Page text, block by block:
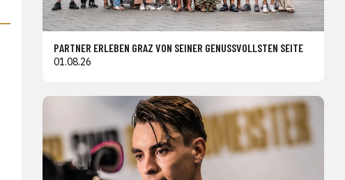
PARTNER ERLEBEN GRAZ VON SEINER GENUSSVOLLSTEN SEITE
01.08.26